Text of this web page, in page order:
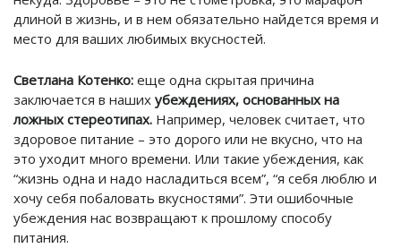
длиной в жизнь, и в нем обязательно найдется время и
место для ваших любимых вкусностей.
Светлана Котенко: еще одна скрытая причина
заключается в наших убеждениях, основанных на
ложных стереотипах. Например, человек считает, что
здоровое питание – это дорого или не вкусно, что на
это уходит много времени. Или такие убеждения, как
“жизнь одна и надо насладиться всем”, “я себя люблю и
хочу себя побаловать вкусностями”. Эти ошибочные
убеждения нас возвращают к прошлому способу
питания.